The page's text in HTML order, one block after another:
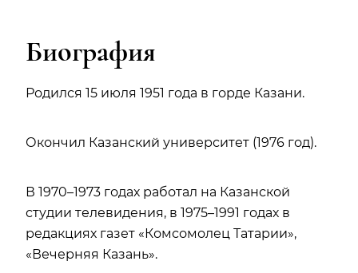
Биография
Родился 15 июля 1951 года в горде Казани.
Окончил Казанский университет (1976 год).
В 1970–1973 годах работал на Казанской
студии телевидения, в 1975–1991 годах в
редакциях газет «Комсомолец Татарии»,
«Вечерняя Казань».